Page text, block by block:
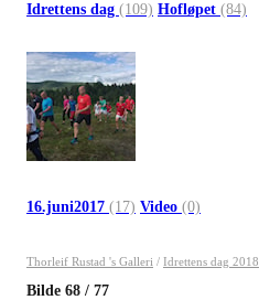
Idrettens dag (109) Hofløpet (84)
16.juni2017 (17) Video (0)
Thorleif Rustad 's Galleri / Idrettens dag 2018
Bilde 68 / 77